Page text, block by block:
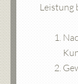
Leistung